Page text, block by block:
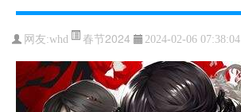
网友:whd 春节2024 2024-02-06 07:38:04